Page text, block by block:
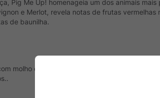
Pig Me Up! homenageia um dos animais mais
e Merlot, revela notas de frutas vermelhas
de baunilha.
molho de tomate, queijos amarelos, além de